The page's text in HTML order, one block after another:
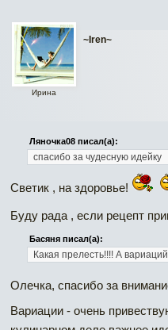
~Iren~
Ирина
Ляночка08 писал(а):
спасибо за чудесную идейку
Светик , на здоровье!
Буду рада , если рецепт
Басяня писал(а):
Какая прелесть!!!! А
Олечка, спасибо за
Вариации - очень